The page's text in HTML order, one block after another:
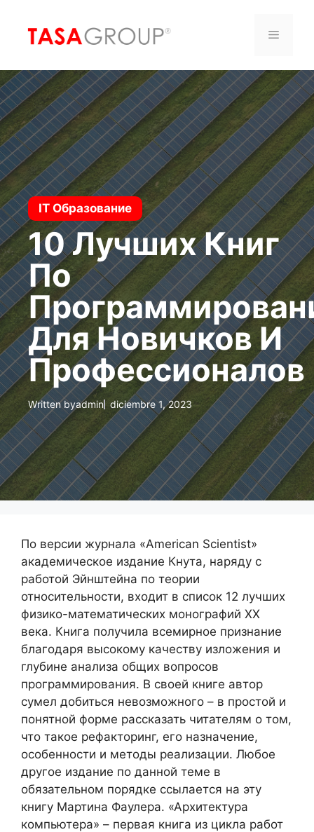
contenido
Menú
IT Образование
10 Лучших Книг
По
Для Новичков И
Профессионалов
Written byadmin diciembre 1, 2023
По версии журнала «American Scientist»
академическое издание Кнута, наряду с
работой Эйнштейна по теории
относительности, входит в список 12 лучших
физико-математических монографий XX
века. Книга получила всемирное признание
благодаря высокому качеству изложения и
глубине анализа общих вопросов
программирования. В своей книге автор
сумел добиться невозможного – в простой и
понятной форме рассказать читателям о том,
что такое рефакторинг, его назначение,
особенности и методы реализации. Любое
другое издание по данной теме в
обязательном порядке ссылается на эту
книгу Мартина Фаулера. «Архитектура
компьютера» – первая книга из цикла работ